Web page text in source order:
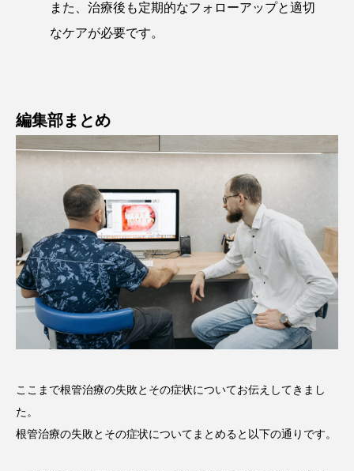
また、治療後も定期的なフォローアップと適切
なケアが必要です。
編集部まとめ
ここまで根管治療の失敗とその症状についてお伝えしてきまし
た。
根管治療の失敗とその症状についてまとめると以下の通りです。